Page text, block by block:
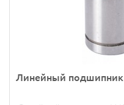
Линейный подшипник